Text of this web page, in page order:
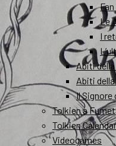
Le
I
Abiti
Abiti
Il Signore
Tolkien a
Tolkien
Videogames